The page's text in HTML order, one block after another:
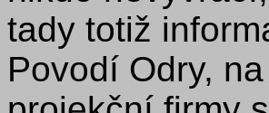
tady totiž
Povodí Odry,